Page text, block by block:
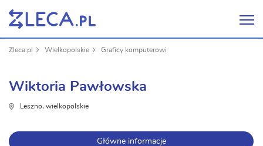
Zleca.pl Wielkopolskie Graficy komputerowi
Wiktoria Pawłowska
Leszno, wielkopolskie
Główne informacje